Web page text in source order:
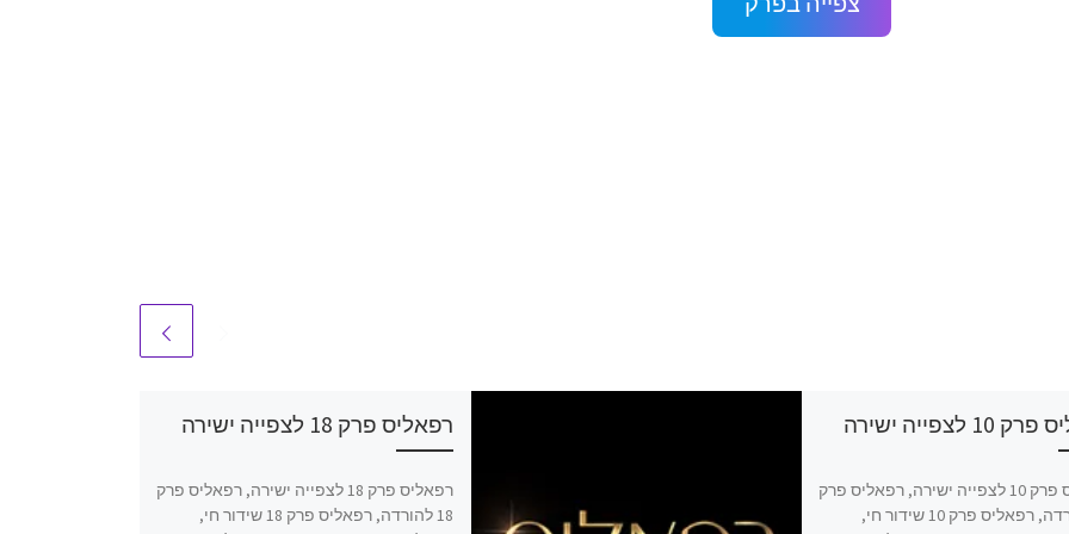
רפאליס פרק 18 לצפייה ישירה
רפאליס פרק 18 לצפייה ישירה, רפאליס פרק
18 להורדה, רפאליס פרק 18 שידור חי,
לצפייה ישירה
רפאליס פרק 10 לצפייה ישירה, רפאליס פרק
10 להורדה, רפאליס פרק 10 שידור חי,